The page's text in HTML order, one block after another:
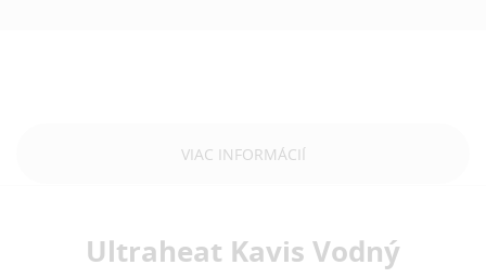
VIAC INFORMÁCIÍ
Ultraheat Kavis Vodný